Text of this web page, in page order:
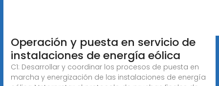
Operación y puesta en servicio de
instalaciones de energía eólica
C1: Desarrollar y coordinar los procesos de puesta en
marcha y energización de las instalaciones de energía